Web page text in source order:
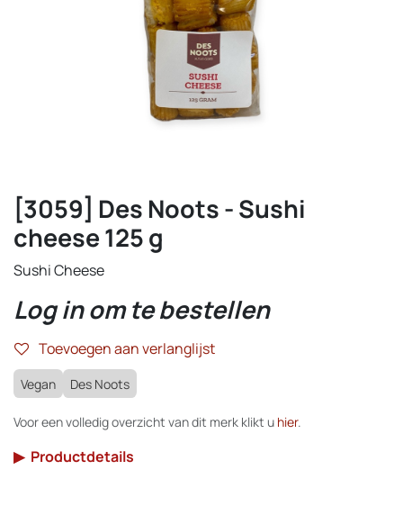
[3059] Des Noots - Sushi
cheese 125 g
Sushi Cheese
Log in om te bestellen
Toevoegen aan verlanglijst
Vegan Des Noots
Voor een volledig overzicht van dit merk klikt u hier.
▶ Productdetails